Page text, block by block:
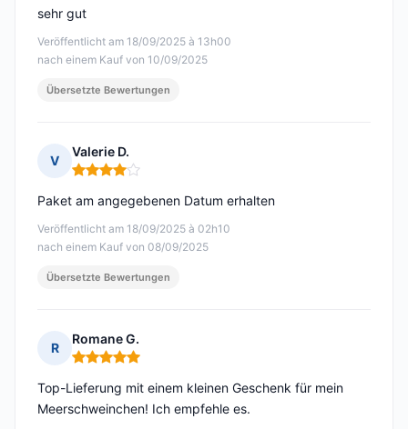
Veröffentlicht am 18/09/2025 à 13h00
nach einem Kauf von 10/09/2025
sehr gut
Übersetzte Bewertungen
V
Valerie D.
Hinweis: 4 von 5
Veröffentlicht am 18/09/2025 à 02h10
nach einem Kauf von 08/09/2025
Paket am angegebenen Datum erhalten
Übersetzte Bewertungen
R
Romane G.
Hinweis: 5 von 5
Top-Lieferung mit einem kleinen Geschenk für mein
Meerschweinchen! Ich empfehle es.